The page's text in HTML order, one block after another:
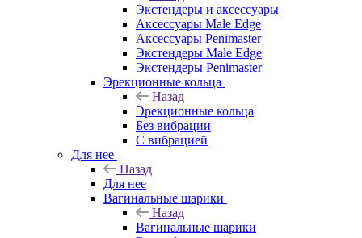
Экстендеры и аксессуары
Аксессуары Male Edge
Аксессуары Penimaster
Экстендеры Male Edge
Экстендеры Penimaster
Эрекционные кольца
Назад
Эрекционные кольца
Без вибрации
С вибрацией
Для нее
Назад
Для нее
Вагинальные шарики
Назад
Вагинальные шарики